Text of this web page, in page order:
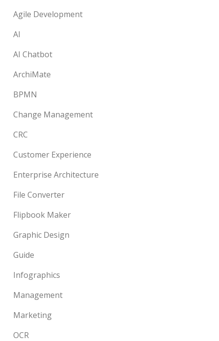
Agile Development
AI
AI Chatbot
ArchiMate
BPMN
Change Management
CRC
Customer Experience
Enterprise Architecture
File Converter
Flipbook Maker
Graphic Design
Guide
Infographics
Management
Marketing
OCR